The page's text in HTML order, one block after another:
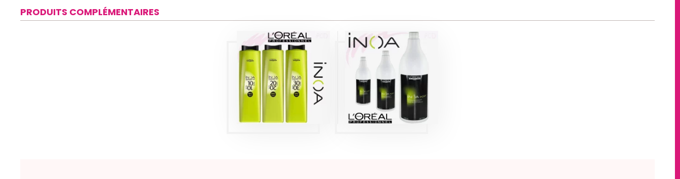
PRODUITS COMPLÉMENTAIRES
INOA OXYDANT
Produits
INOA POST
SHAMPOING
COLORATION
1500ML
Produits